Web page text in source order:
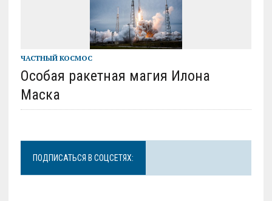
ЧАСТНЫЙ КОСМОС
Особая ракетная магия Илона
Маска
ПОДПИСАТЬСЯ В СОЦСЕТЯХ: